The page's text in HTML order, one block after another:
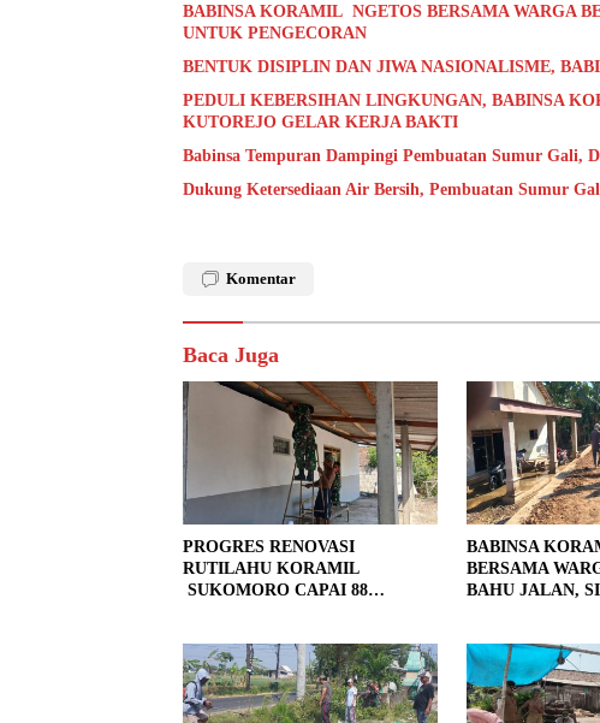
BABINSA KORAMIL NGETOS BERSAMA WARGA
UNTUK PENGECORAN
BENTUK DISIPLIN DAN JIWA NASIONALISME,
PEDULI KEBERSIHAN LINGKUNGAN, BABINSA
KUTOREJO GELAR KERJA BAKTI
Babinsa Tempuran Dampingi Pembuatan Sumur Gali,
Dukung Ketersediaan Air Bersih, Pembuatan Sumur
Komentar
Baca Juga
PROGRES RENOVASI
RUTILAHU KORAMIL
SUKOMORO CAPAI 88
BABINSA
BERSAMA
BAHU JALAN,